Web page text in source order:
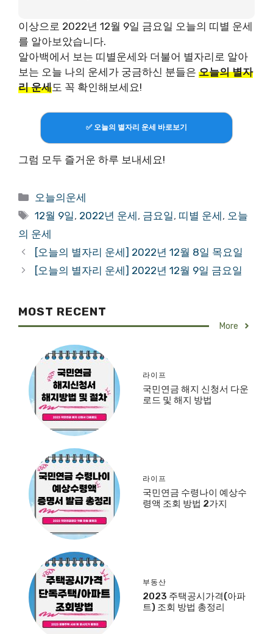
이상으로 2022년 12월 9일 금요일 오늘의 띠별 운세
를 알아보았습니다.
알아백에서 보는 띠별운세와 더불어 별자리로 알아
보는 오늘 나의 운세가 궁금하신 분들은 오늘의 별자
리 운세도 꼭 확인해보세요!
✅ 오늘의 별자리 운세 바로보기
그럼 모두 즐거운 하루 보내세요!
Categories
오늘의운세
Tags
12월 9일, 2022년 운세, 금요일, 띠별 운세, 오늘
의 운세
[오늘의 별자리 운세] 2022년 12월 8일 목요일
[오늘의 별자리 운세] 2022년 12월 9일 금요일
MOST RECENT
More
라이프
국민연금 해지 신청서 다운
로드 및 해지 방법
라이프
국민연금 수령나이 예상수
령액 조회 방법 2가지
부동산
2023 주택공시가격(아파
트) 조회 방법 총정리